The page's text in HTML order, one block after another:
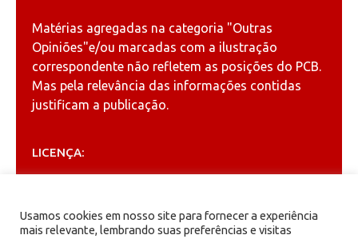
Matérias agregadas na categoria "Outras
Opiniões"e/ou marcadas com a ilustração
correspondente não refletem as posições do PCB.
Mas pela relevância das informações contidas
justificam a publicação.
LICENÇA:
Creative Commons
Usamos cookies em nosso site para fornecer a experiência
mais relevante, lembrando suas preferências e visitas